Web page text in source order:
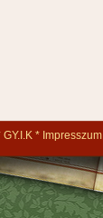
GY.I.K Impresszum